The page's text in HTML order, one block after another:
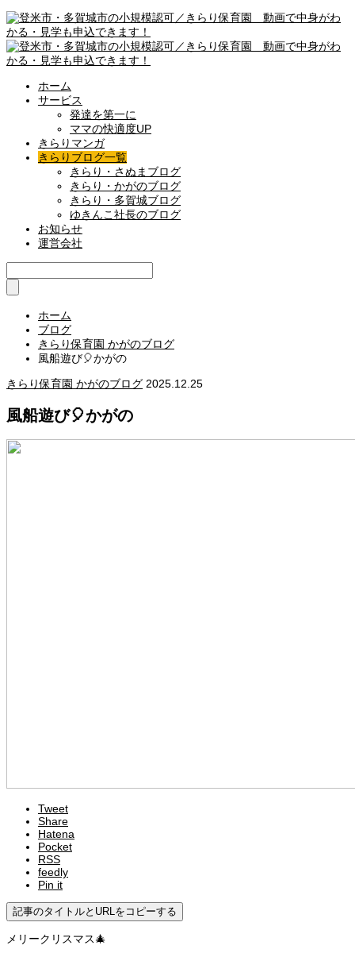
ホーム
サービス
発達を第一に
ママの快適度UP
きらりマンガ
きらりブログ一覧
きらり・さぬまブログ
きらり・かがのブログ
きらり・多賀城ブログ
ゆきんこ社長のブログ
お知らせ
運営会社
ホーム
ブログ
きらり保育園 かがのブログ
風船遊び🎈かがの
きらり保育園 かがのブログ 2025.12.25
風船遊び🎈かがの
Tweet
Share
Hatena
Pocket
RSS
feedly
Pin it
記事のタイトルとURLをコピーする
メリークリスマス🎄